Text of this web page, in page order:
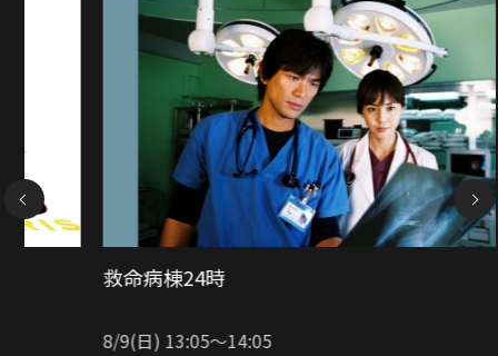
NEXT
CRISIS 公安機動捜査隊特捜班
8/15(土) 10:00〜13:30